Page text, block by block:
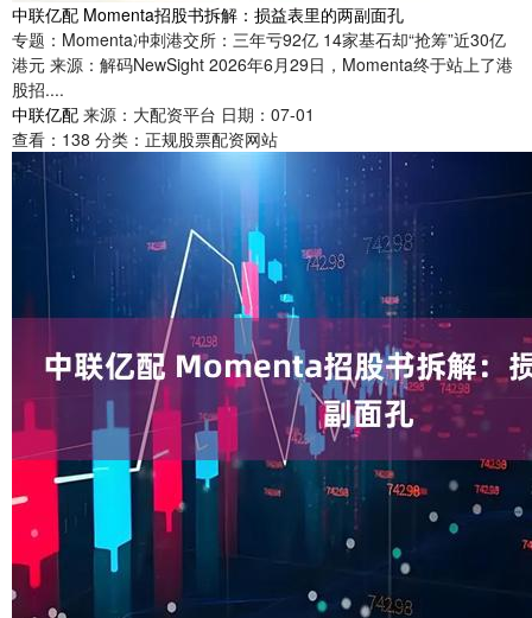
中联亿配 Momenta招股书拆解：损益表里的两副面孔
专题：Momenta冲刺港交所：三年亏92亿 14家基石却“抢筹”近30亿
港元 来源：解码NewSight 2026年6月29日，Momenta终于站上了港
股招....
中联亿配 来源：大配资平台 日期：07-01
查看： 138 分类： 正规股票配资网站